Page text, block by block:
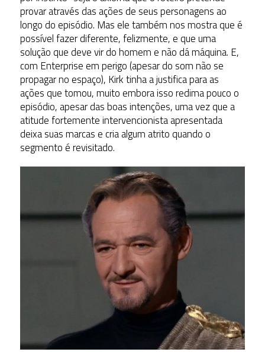
provar através das ações de seus personagens ao
longo do episódio. Mas ele também nos mostra que é
possível fazer diferente, felizmente, e que uma
solução que deve vir do homem e não dá máquina. E,
com Enterprise em perigo (apesar do som não se
propagar no espaço), Kirk tinha a justifica para as
ações que tomou, muito embora isso redima pouco o
episódio, apesar das boas intenções, uma vez que a
atitude fortemente intervencionista apresentada
deixa suas marcas e cria algum atrito quando o
segmento é revisitado.